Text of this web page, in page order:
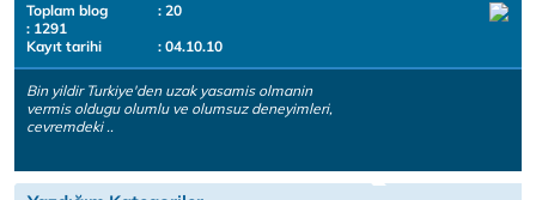
Toplam blog
: 20
: 1291
Kayıt tarihi
: 04.10.10
Bin yildir Turkiye'den uzak yasamis olmanin
vermis oldugu olumlu ve olumsuz deneyimleri,
cevremdeki ..